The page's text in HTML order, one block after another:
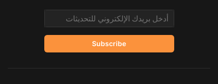
Email address
Subscribe